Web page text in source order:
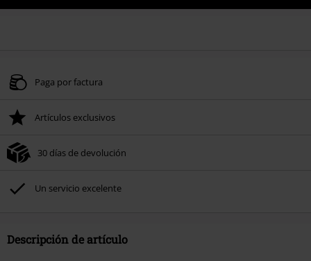
Paga por factura
Artículos exclusivos
30 días de devolución
Un servicio excelente
Descripción de artículo